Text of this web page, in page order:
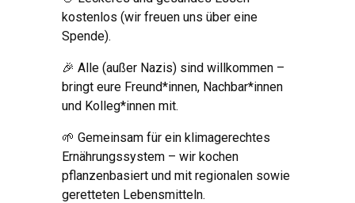
kostenlos (wir freuen uns über eine
Spende).
🎉️ Alle (außer Nazis) sind willkommen –
bringt eure Freund*innen, Nachbar*innen
und Kolleg*innen mit.
🌱 Gemeinsam für ein klimagerechtes
Ernährungssystem – wir kochen
pflanzenbasiert und mit regionalen sowie
geretteten Lebensmitteln.